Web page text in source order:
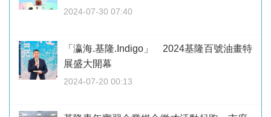
2024-07-30 07:40
「瀛海.基隆.Indigo」 2024基隆百號油畫特
展盛大開幕
2024-07-20 00:13